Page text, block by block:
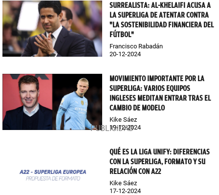
SURREALISTA: AL-KHELAIFI ACUSA A
LA SUPERLIGA DE ATENTAR CONTRA
"LA SOSTENIBILIDAD FINANCIERA DEL
FÚTBOL"
Francisco Rabadán
20-12-2024
MOVIMIENTO IMPORTANTE POR LA
SUPERLIGA: VARIOS EQUIPOS
INGLESES MEDITAN ENTRAR TRAS EL
CAMBIO DE MODELO
Kike Sáez
19-12-2024
QUÉ ES LA LIGA UNIFY: DIFERENCIAS
CON LA SUPERLIGA, FORMATO Y SU
RELACIÓN CON A22
Kike Sáez
17-12-2024